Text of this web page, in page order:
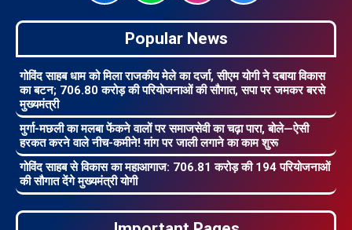
Popular News
गोविंद साहब धाम को मिला राजकीय मेले का दर्जा, सीएम योगी ने दबाया विकास
का बटन; 706.80 करोड़ की परियोजनाओं की सौगात, सपा पर जमकर बरसे
मुख्यमंत्री
मुर्गा-मछली का मलबा फेंकने वालों पर समाजसेवी का चढ़ा पारा, बोले—ऐसी
हरकत करने वाले नीच-कमीने! मांग पर जाली लगाने का काम शुरू
गोविंद साहब से विकास का महाआगाज: 706.81 करोड़ की 194 परियोजनाओं
की सौगात देंगे मुख्यमंत्री योगी